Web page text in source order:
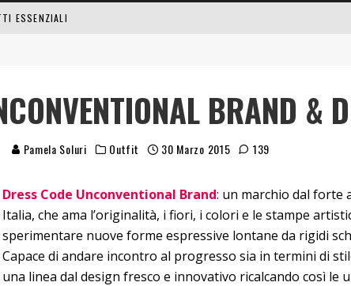
EVOCATIVE DI TEMPORALI
ESSENZIALI BRAND &
Pamela Soluri Outfit 30 Marzo 2015 139
Dress Code Unconventional Brand: un marchio dal forte
Italia, che ama l’originalità, i fiori, i colori e le stampe
sperimentare nuove forme espressive lontane da rigidi
Capace di andare incontro al progresso sia in termini di
una linea dal design fresco e innovativo ricalcando così le